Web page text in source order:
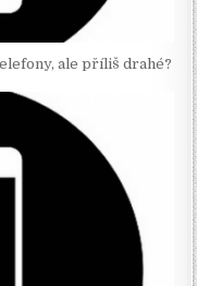
ale příliš drahé?